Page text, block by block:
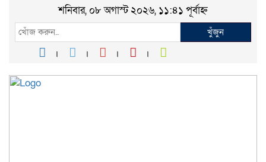
শনিবার, ০৮ অগাস্ট ২০২৬, ১১:৪১ পূর্বাহ্ন
খুঁজুন